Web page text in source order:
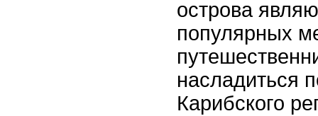
острова
популярных
насладиться
Карибского